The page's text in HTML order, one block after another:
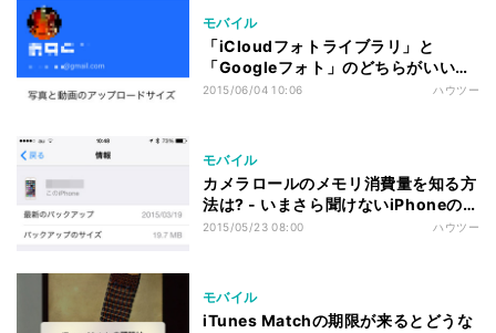
モバイル
「iCloudフォトライブラリ」と
「Googleフォト」のどちらがいいで
すか? - いまさら聞けないiPhoneのな
2015/06/04 10:06 ハウツー
モバイル
カメラロールのメモリ消費量を知る方
法は? - いまさら聞けないiPhoneのな
ぜ
2015/05/23 08:00 ハウツー
モバイル
iTunes Matchの期限が来るとどうな